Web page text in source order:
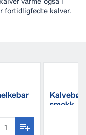
fortidligfødte kalver.
smokk